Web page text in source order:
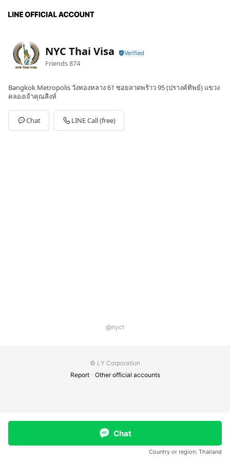
NYC Thai Visa
Friends874
Bangkok Metropolis วังทองหลาง 61 ซอยลาดพร้าว 95 (ปรางค์ทิพย์) แขวง
คลองเจ้าคุณสิงห์
Chat LINE Call (free)
@nyct
© LY Corporation
Report
Other official accounts
Chat
Country or region: Thailand